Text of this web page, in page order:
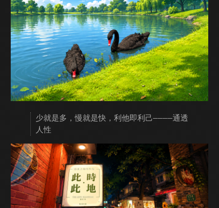
少就是多，慢就是快，利他即利己————通透
人性